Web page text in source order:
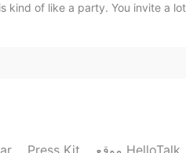
kind of like a party. You invite a lot
Press Kit موقع HelloTalk